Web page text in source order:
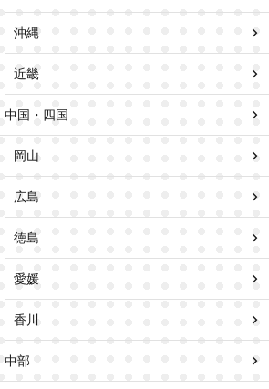
沖縄
近畿
中国・四国
岡山
広島
徳島
愛媛
香川
中部